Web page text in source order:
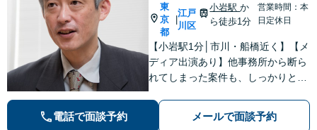
東
京
都
|
江戸
川区
小岩駅か
ら徒歩1分
営業時間：本
日定休日
【小岩駅1分│市川・船橋近く】【メ
ディア出演あり】他事務所から断ら
れてしまった案件も、しっかりと面
【解決実績約1000件】豊富な離婚調
停・裁判実績あり【不動産業界出
電話で面談予約 メールで面談予約